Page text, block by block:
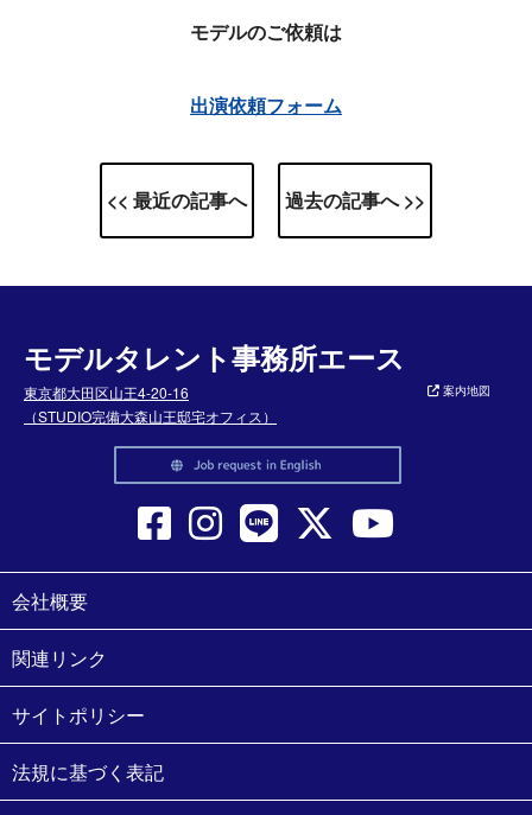
モデルのご依頼は
出演依頼フォーム
<< 最近の記事へ 過去の記事へ >>
モデルタレント事務所エース
東京都大田区山王4-20-16
（STUDIO完備大森山王邸宅オフィス）
案内地図
会社概要
関連リンク
サイトポリシー
法規に基づく表記